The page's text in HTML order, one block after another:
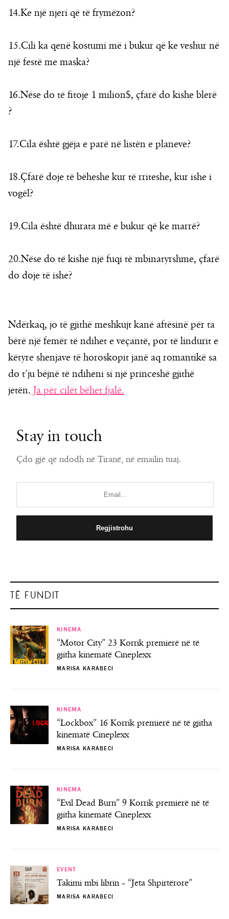
14.Ke një njeri që të frymëzon?
15.Cili ka qenë kostumi më i bukur që ke veshur në
një festë me maska?
16.Nëse do të fitoje 1 milion$, çfarë do kishe blerë
?
17.Cila është gjëja e parë në listën e planeve?
18.Çfarë doje të bëheshe kur të rriteshe, kur ishe i
vogël?
19.Cila është dhurata më e bukur që ke marrë?
20.Nëse do të kishe një fuqi të mbinatyrshme, çfarë
do doje të ishe?
Ndërkaq, jo të gjithë meshkujt kanë aftësinë për ta
bërë një femër të ndihet e veçantë, por të lindurit e
këtyre shenjave të horoskopit janë aq romantikë sa
do t’ju bëjnë të ndiheni si një princeshë gjithë
jetën.Ja për cilët bëhet fjalë.
Stay in touch
Çdo gjë që ndodh në Tiranë, në emailin tuaj.
TË FUNDIT
KINEMA
“Motor City” 23 Korrik premierë në të
gjitha kinematë Cineplexx
MARISA KARABECI
KINEMA
“Lockbox” 16 Korrik premierë në të gjitha
kinematë Cineplexx
MARISA KARABECI
KINEMA
“Evil Dead Burn” 9 Korrik premierë në të
gjitha kinematë Cineplexx
MARISA KARABECI
EVENT
Takimi mbi librin – “Jeta Shpirtërore”
MARISA KARABECI